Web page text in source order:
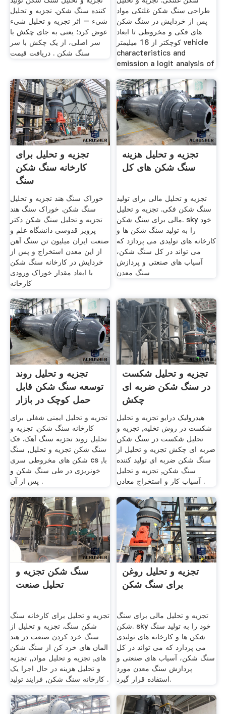
کننده سنگ شکن. تجزیه و تحلیل
شیء – اثر تجزیه و تحلیل شیء
عوض کرد؛ یعنی به جای چکش با
سر اصلی، از یک چکش با سر
سنگ شکن . دریافت قیمت
طراحی سنگ شکن غلتکی مواد
پس از خردایش در سنگ شکن
های فکی و مخروطی تا ابعاد
کوچکتر از 16 میلیمتر vehicle
characteristics and
emission a logit analysis of
تجزیه و تحلیل برای
کارخانه سنگ شکن
سنگ
خوراک سنگ هند تجزیه و تحلیل
سنگ شکن. خوراک سنگ هند
تجزیه و تحلیل سنگ شکن دکتر
پرويز قدوسی دانشگاه علم و
صنعت ایران ميليون تن سنگ آهن
از اين معدن استخراج و پس از
خردايش در کارخانه سنگ شکن
با ابعاد مقدار خوراک ورودى
کارخانه
تجزیه و تحلیل هزینه
سنگ شکن های کل
تجزیه و تحلیل مالی برای تولید
سنگ شکن فکی. تجزیه و تحلیل
مالی برای سنگ شکن. sky خود
را به تولید سنگ شکن ها و
کارخانه های تولیدی می پردازد که
می تواند در کل سنگ شکن،
آسیاب های صنعتی و پردازش
سنگ معدن
تجزیه و تحلیل روند
توسعه سنگ شکن قابل
حمل کوچک در بازار
تجزیه و تحلیل ایمنی شغلی برای
کارخانه سنگ شکن. تجزیه و
تحلیل روند تجزیه سنگ آهک. فک
سنگ شکن تجزیه و تحلیل, سنگ
شکن های مخروطی سری cs با,
خونریزی در طی سنگ شکن و
پس از آن .
تجزیه و تحلیل شکست
در سنگ شکن ضربه ای
چکش
هیدرولیک درایو تجزیه و تحلیل
شکست در روش تخلیه, تجزیه و
تحلیل شکست در سنگ شکن
ضربه ای چکش تجزیه و تحلیل از
سنگ شکن ضربه ای تولید کننده
سنگ شکن, تجزیه و تحلیل
آسیاب کار و استخراج معادن .
سنگ شکن تجزیه و
تحلیل صنعت
تجزیه و تحلیل برای کارخانه سنگ
شکن سنگ. تجزیه و تحلیل از
سنگ خرد کردن صنعت در هند
المان های خرد کن از سنگ شکن
های, تجزیه و تحلیل مواد,, تجزیه
و تحلیل هزینه در حال اجرا یک
کارخانه سنگ شکن, فرایند تولید .
تجزیه و تحلیل روغن
برای سنگ شکن
تجزیه و تحلیل مالی برای سنگ
شکن. sky خود را به تولید سنگ
شکن ها و کارخانه های تولیدی
می پردازد که می تواند در کل
سنگ شکن، آسیاب های صنعتی و
پردازش سنگ معدن مورد
استفاده قرار گیرد.